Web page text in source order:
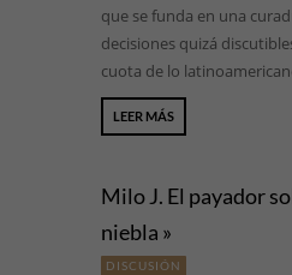
que se funda en una
decisiones quizá
cuota de lo
LEER MÁS
Milo J. El payador
niebla »
DISCUSIÓN